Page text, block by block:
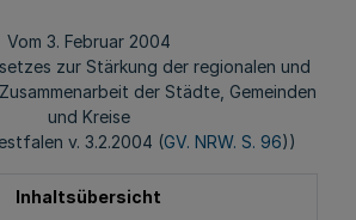
Vom 3. Februar 2004
zur Stärkung der regionalen und
der Städte, Gemeinden
und Kreise
v. 3.2.2004 (GV. NRW. S. 96))
Inhaltsübersicht